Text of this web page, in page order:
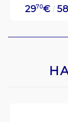
2970€ 58